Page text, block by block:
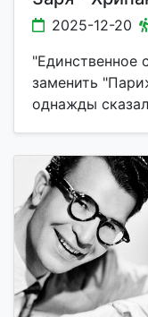
2025-12-20
"Единственное
заменить
однажды